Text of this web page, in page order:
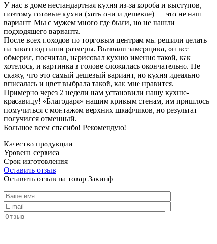
У нас в доме нестандартная кухня из-за короба и выступов,
поэтому готовые кухни (хоть они и дешевле) — это не наш
вариант. Мы с мужем много где были, но не нашли
подходящего варианта.
После всех походов по торговым центрам мы решили делать
на заказ под наши размеры. Вызвали замерщика, он все
обмерил, посчитал, нарисовал кухню именно такой, как
хотелось, и картинка в голове сложилась окончательно. Не
скажу, что это самый дешевый вариант, но кухня идеально
вписалась и цвет выбрала такой, как мне нравится.
Примерно через 2 недели нам установили нашу кухню-
красавицу! «Благодаря» нашим кривым стенам, им пришлось
помучиться с монтажом верхних шкафчиков, но результат
получился отменный.
Большое всем спасибо! Рекомендую!
Качество продукции
Уровень сервиса
Срок изготовления
Оставить отзыв
Оставить отзыв на товар Закинф